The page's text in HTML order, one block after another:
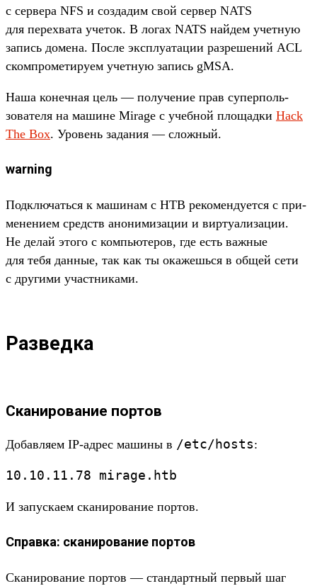
с сер­вера NFS и соз­дадим свой сер­вер NATS
для перех­вата уче­ток. В логах NATS най­дем учет­ную
запись домена. Пос­ле экс­плу­ата­ции раз­решений ACL
ском­про­мети­руем учет­ную запись gMSA.
На­ша конеч­ная цель — получе­ние прав супер­поль­
зовате­ля на машине Mirage с учеб­ной пло­щад­ки Hack
The Box. Уро­вень задания — слож­ный.
warning
Под­клю­чать­ся к машинам с HTB рекомен­дует­ся с при­
мене­нием средств ано­ними­зации и вир­туали­зации.
Не делай это­го с компь­юте­ров, где есть важ­ные
для тебя дан­ные, так как ты ока­жешь­ся в общей сети
с дру­гими учас­тни­ками.
Разведка
Сканирование портов
До­бав­ляем IP-адрес машины в /etc/hosts:
10. 10. 11. 78 mirage. htb
И запус­каем ска­ниро­вание пор­тов.
Справка: сканирование портов
Ска­ниро­вание пор­тов — стан­дар­тный пер­вый шаг